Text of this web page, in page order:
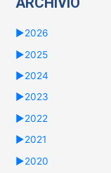
►2026
►2025
►2024
►2023
►2022
►2021
►2020